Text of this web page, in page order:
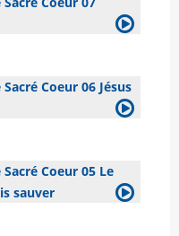
Sacré Coeur 06 Jésus
Sacré Coeur 05 Le
sauver